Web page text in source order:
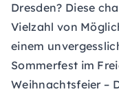
Dresden? Diese
Vielzahl von
einem
Sommerfest im
Weihnachtsfeier –